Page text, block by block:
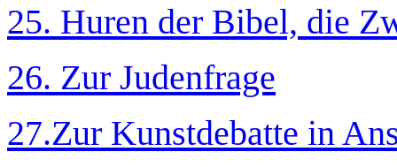
25. Huren der Bibel, die
26. Zur Judenfrage
27.Zur Kunstdebatte in